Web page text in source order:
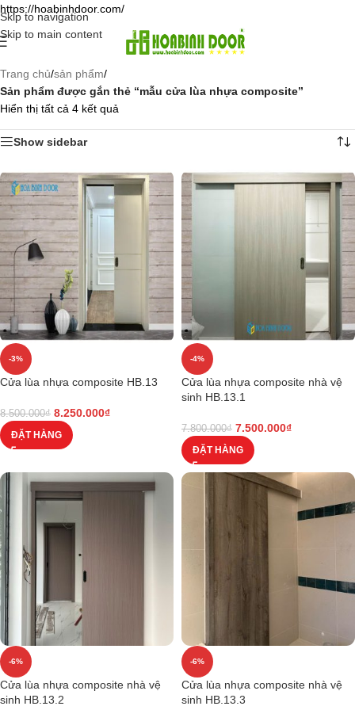
https://hoabinhdoor.com/
Skip to navigation
Skip to main content
Trang chủ/sản phẩm/
Sản phẩm được gắn thẻ “mẫu cửa lùa nhựa composite”
Hiển thị tất cả 4 kết quả
Show sidebar
-3%
Cửa lùa nhựa composite HB.13
8.500.000₫ 8.250.000₫
ĐẶT HÀNG
-4%
Cửa lùa nhựa composite nhà vệ
sinh HB.13.1
7.800.000₫ 7.500.000₫
ĐẶT HÀNG
-6%
Cửa lùa nhựa composite nhà vệ
sinh HB.13.2
-6%
Cửa lùa nhựa composite nhà vệ
sinh HB.13.3